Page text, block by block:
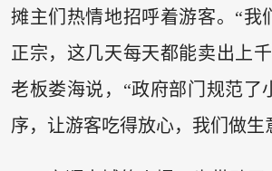
摊主们热情地招呼着游客。“我
正宗，这几天每天都能卖出上
老板娄海说，“政府部门规范了
序，让游客吃得放心，我们做生